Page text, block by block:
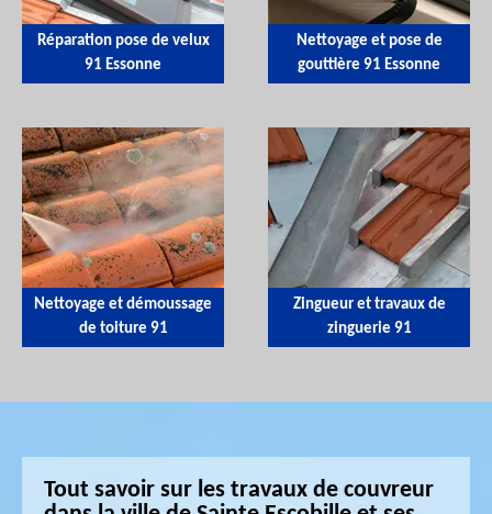
Réparation pose de velux
91 Essonne
Nettoyage et pose de
gouttière 91 Essonne
Nettoyage et démoussage
de toiture 91
Zingueur et travaux de
zinguerie 91
Tout savoir sur les travaux de couvreur